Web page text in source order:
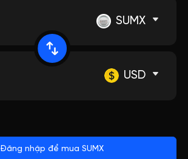
SUMX
USD
Đăng nhập để mua SUMX